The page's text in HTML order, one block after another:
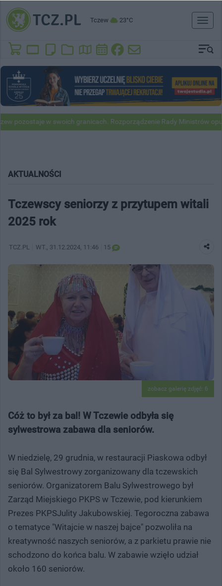
Tczew 23°C
Toggle
w swoich granicach. Rozporządzenie Rady Ministrów
AKTUALNOŚCI
Tczewscy seniorzy z przytupem witali
2025 rok
TCZ.PL WT. , 31.12.2024, 11:46 15
zobacz galerię zdjęć: 6
Cóż to był za bal! W Tczewie odbyła się
sylwestrowa zabawa dla seniorów.
W niedzielę, 29 grudnia, w restauracji Piaskowa odbył
się Bal Sylwestrowy zorganizowany dla tczewskich
seniorów. Organizatorem Balu Sylwestrowego był
Zarząd Miejskiego PKPS w Tczewie, pod kierunkiem
Prezes PKPSJulity Jakubowskiej. Tegoroczna zabawa
o tematyce "Witajcie w naszej bajce" pozwoliła na
kreatywność naszych seniorów, a z parkietu prawie nie
schodzono do końca balu. W zabawie wzięło udział
około 160 seniorów.